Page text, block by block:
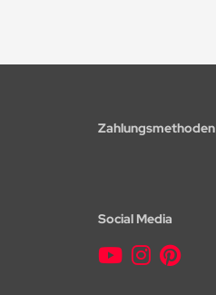
Zahlungsmethoden
Social Media